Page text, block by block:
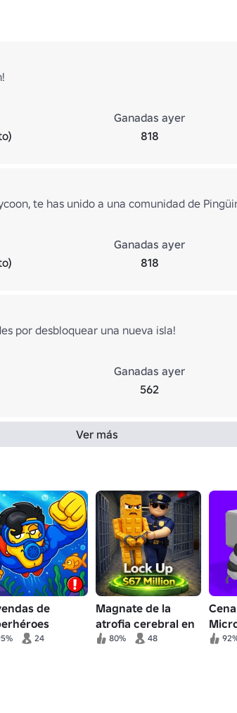
Ganadas ayer
818
te has unido a una comunidad de
Ganadas ayer
818
por desbloquear una nueva isla!
Ganadas ayer
562
Ver más
de
24
Magnate de la
atrofia cerebral en
prisiones
80% 48